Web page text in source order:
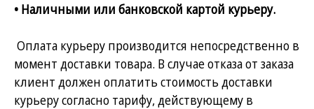
• Наличными или банковской картой курьеру.
Оплата курьеру производится непосредственно в
момент доставки товара. В случае отказа от заказа
клиент должен оплатить стоимость доставки
курьеру согласно тарифу, действующему в